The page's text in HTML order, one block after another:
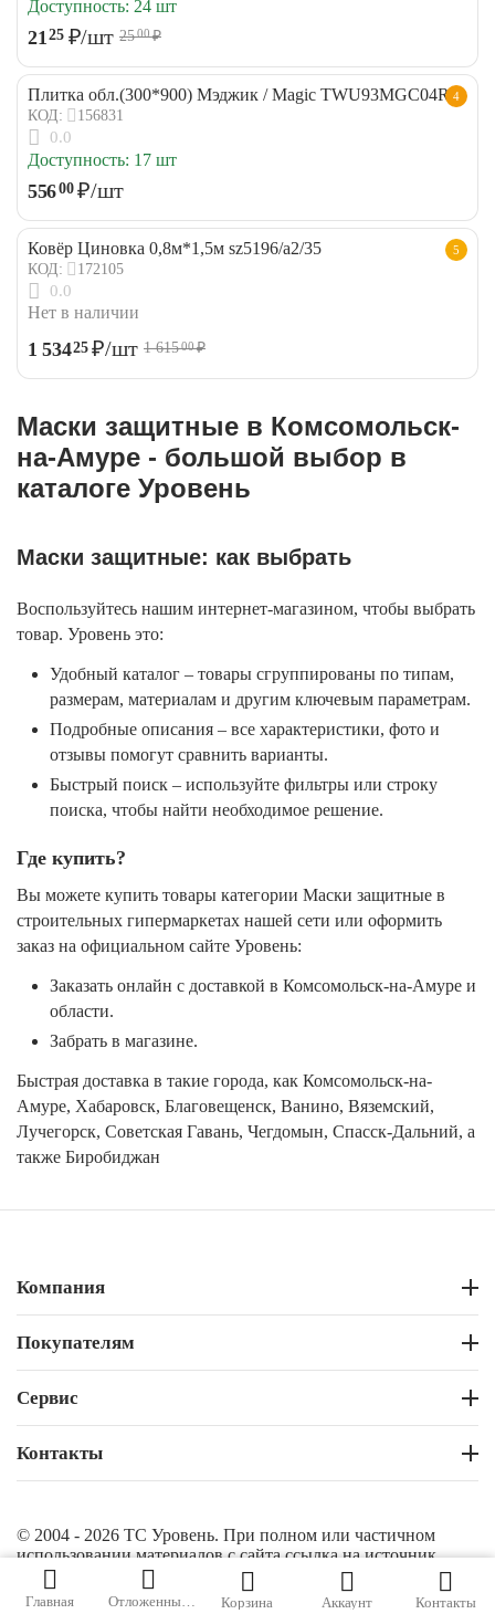
Доступность: 24 шт
21 25 ₽/шт 2500 ₽
4
Плитка обл.(300*900) Мэджик / Magic TWU93MGC04R
КОД: 156831
0.0
Доступность: 17 шт
55600 ₽/шт
5
Ковёр Циновка 0,8м*1,5м sz5196/a2/35
КОД: 172105
0.0
Нет в наличии
1 53425 ₽/шт 1 61500₽
Маски защитные в Комсомольск-
на-Амуре - большой выбор в
каталоге Уровень
Маски защитные: как выбрать
Воспользуйтесь нашим интернет-магазином, чтобы выбрать
товар. Уровень это:
Удобный каталог – товары сгруппированы по типам,
размерам, материалам и другим ключевым параметрам.
Подробные описания – все характеристики, фото и
отзывы помогут сравнить варианты.
Быстрый поиск – используйте фильтры или строку
поиска, чтобы найти необходимое решение.
Где купить?
Вы можете купить товары категории Маски защитные в
строительных гипермаркетах нашей сети или оформить
заказ на официальном сайте Уровень:
Заказать онлайн с доставкой в Комсомольск-на-Амуре и
области.
Забрать в магазине.
Быстрая доставка в такие города, как Комсомольск-на-
Амуре, Хабаровск, Благовещенск, Ванино, Вяземский,
Лучегорск, Советская Гавань, Чегдомын, Спасск-Дальний, а
также Биробиджан
Компания
Покупателям
Сервис
Контакты
© 2004 - 2026 ТС Уровень. При полном или частичном
использовании материалов с сайта ссылка на источник
обязательна.
Главная Корзина
Отложенные
Аккаунт Контакты